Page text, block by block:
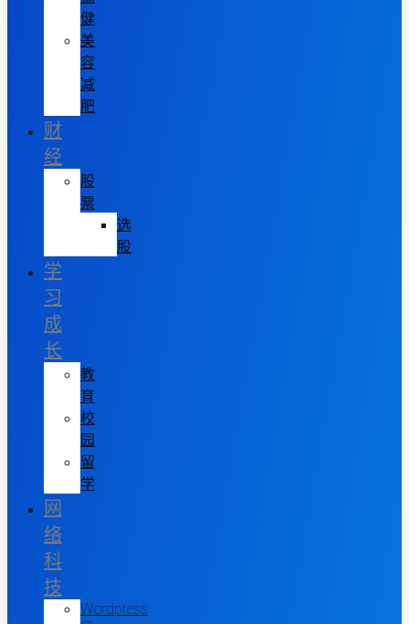
健
美
容
减
肥
财
经
股
票
选
股
学
习
成
长
教
育
校
园
留
学
网
络
科
技
Wordpress